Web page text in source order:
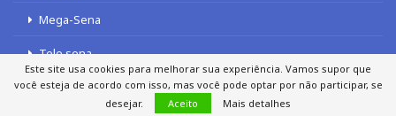
Mega-Sena
Tele sena
Este site usa cookies para melhorar sua experiência. Vamos supor que
você esteja de acordo com isso, mas você pode optar por não participar, se
desejar.
Aceito Mais detalhes